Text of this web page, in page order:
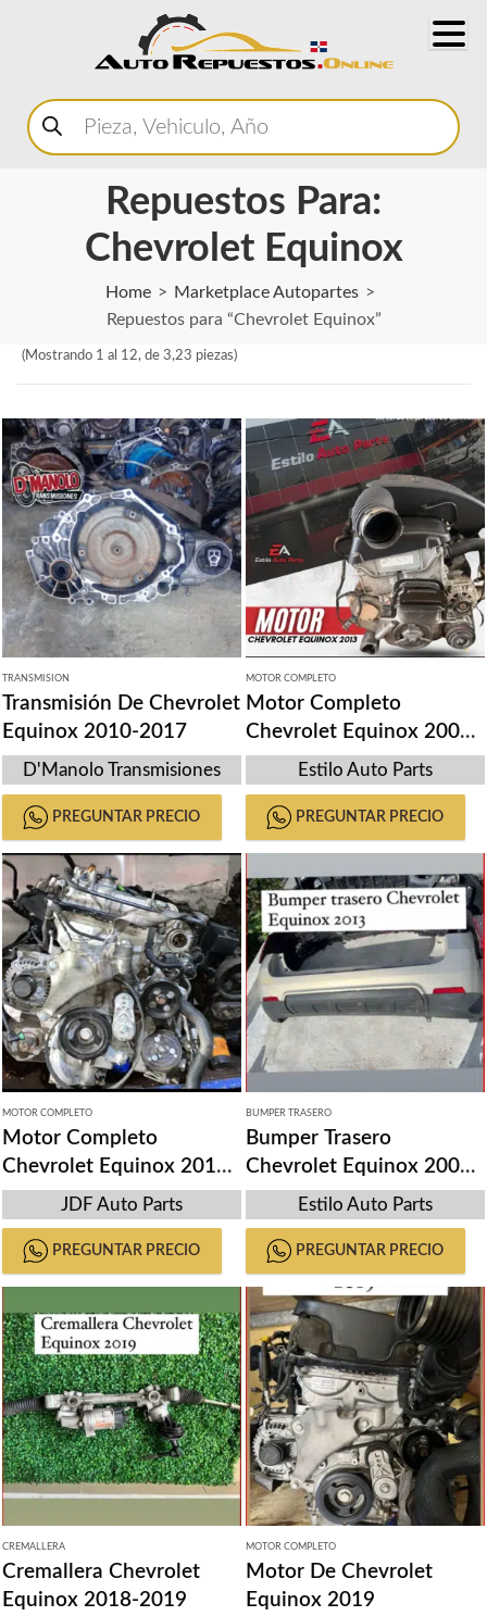
Buscar
productos
Repuestos Para:
Chevrolet Equinox
Home
Marketplace Autopartes
Repuestos para “Chevrolet Equinox”
(Mostrando 1 al 12, de 3,23 piezas)
TRANSMISION
Transmisión De Chevrolet
Equinox 2010-2017
D'Manolo Transmisiones
PREGUNTAR PRECIO
MOTOR COMPLETO
Motor Completo
Chevrolet Equinox 2004-
2013 Estilo Auto Parts
PREGUNTAR PRECIO
MOTOR COMPLETO
Motor Completo
Chevrolet Equinox 2019-
2020 JDF Auto Parts
PREGUNTAR PRECIO
BUMPER TRASERO
Bumper Trasero
Chevrolet Equinox 2004-
2017 Estilo Auto Parts
PREGUNTAR PRECIO
CREMALLERA
Cremallera Chevrolet
Equinox 2018-2019
MOTOR COMPLETO
Motor De Chevrolet
Equinox 2019